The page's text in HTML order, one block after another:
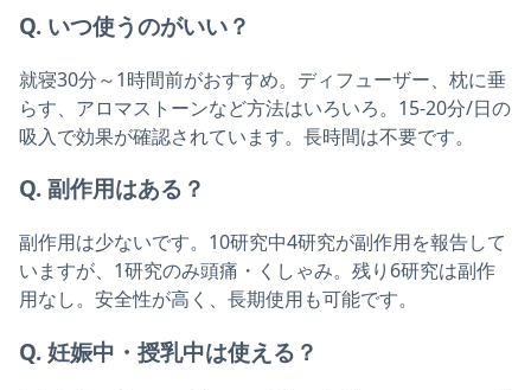
Q. いつ使うのがいい？
就寝30分～1時間前がおすすめ。ディフューザー、枕に垂
らす、アロマストーンなど方法はいろいろ。15-20分/日の
吸入で効果が確認されています。長時間は不要です。
Q. 副作用はある？
副作用は少ないです。10研究中4研究が副作用を報告して
いますが、1研究のみ頭痛・くしゃみ。残り6研究は副作
用なし。安全性が高く、長期使用も可能です。
Q. 妊娠中・授乳中は使える？